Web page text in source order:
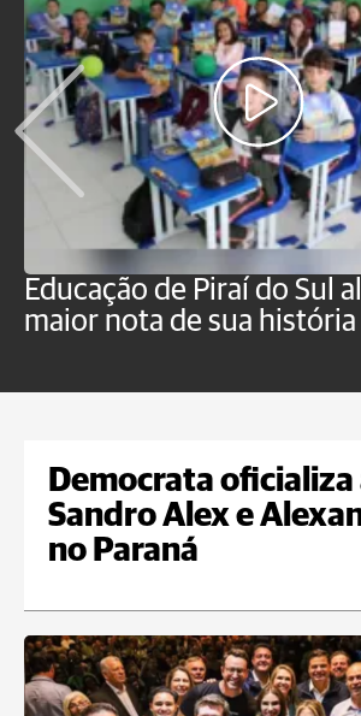
Educação de Piraí do Sul
maior nota de sua
Democrata oficializa
Sandro Alex e
no Paraná